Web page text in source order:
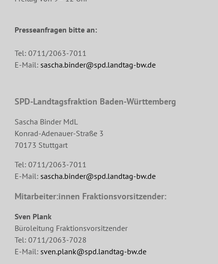
Presseanfragen bitte an:
Tel: 0711/2063-7011
E-Mail: sascha.binder@spd.landtag-bw.de
SPD-Landtagsfraktion Baden-Württemberg
Sascha Binder MdL
Konrad-Adenauer-Straße 3
70173 Stuttgart
Tel: 0711/2063-7011
E-Mail: sascha.binder@spd.landtag-bw.de
Mitarbeiter:innen Fraktionsvorsitzender:
Sven Plank
Büroleitung Fraktionsvorsitzender
Tel: 0711/2063-7028
E-Mail: sven.plank@spd.landtag-bw.de